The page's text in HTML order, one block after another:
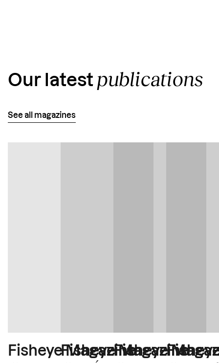
Our latest publications
See all magazines
Fisheye Magazine
Fisheye Magazine
Fisheye